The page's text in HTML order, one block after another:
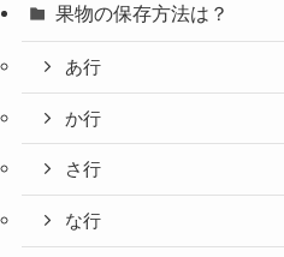
果物の保存方法は？
あ行
か行
さ行
な行